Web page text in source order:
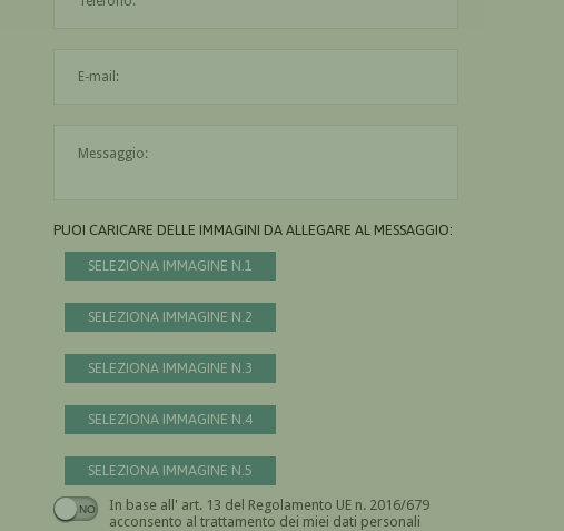
PUOI CARICARE DELLE IMMAGINI DA ALLEGARE AL MESSAGGIO:
SELEZIONA IMMAGINE N.1
SELEZIONA IMMAGINE N.2
SELEZIONA IMMAGINE N.3
SELEZIONA IMMAGINE N.4
SELEZIONA IMMAGINE N.5
In base all' art. 13 del Regolamento UE n. 2016/679
acconsento al trattamento dei miei dati personali
Devi dare il consenso